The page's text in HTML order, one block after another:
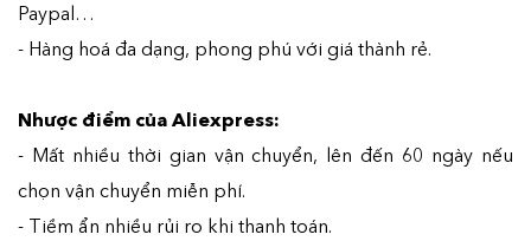
Paypal…
- Hàng hoá đa dạng, phong phú với giá thành rẻ.
Nhược điểm của Aliexpress:
- Mất nhiều thời gian vận chuyển, lên đến 60 ngày nếu
chọn vận chuyển miễn phí.
- Tiềm ẩn nhiều rủi ro khi thanh toán.